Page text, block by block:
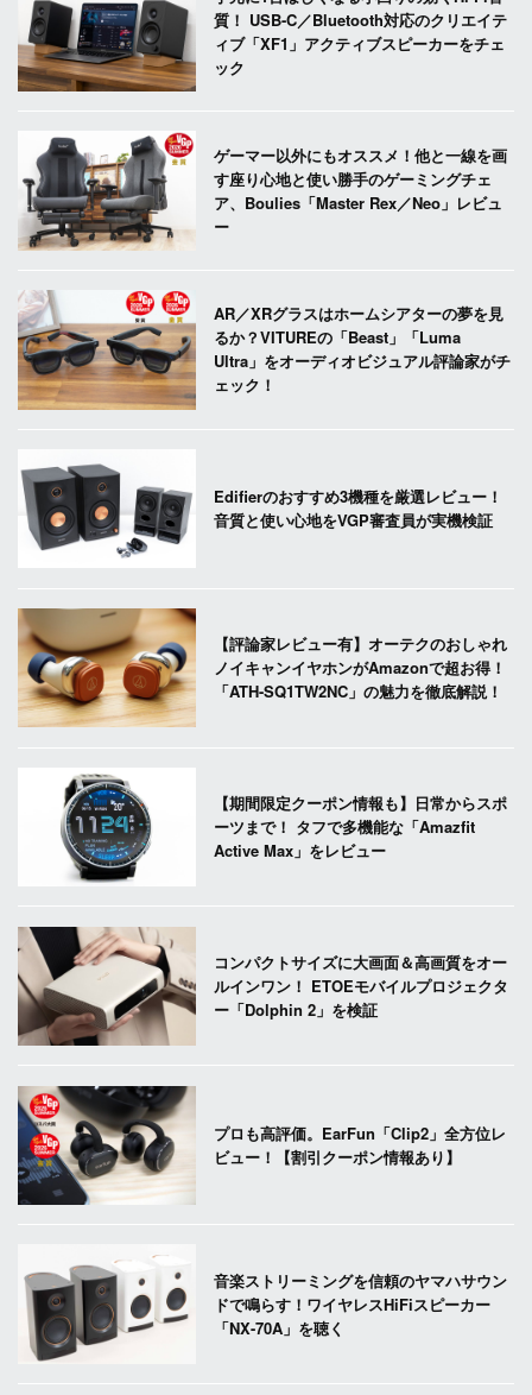
質！ USB-C／Bluetooth対応のクリエイテ
ィブ「XF1」アクティブスピーカーをチェ
ック
ゲーマー以外にもオススメ！他と一線を画
す座り心地と使い勝手のゲーミングチェ
ア、Boulies「Master Rex／Neo」レビュ
ー
AR／XRグラスはホームシアターの夢を見
るか？VITUREの「Beast」「Luma
Ultra」をオーディオビジュアル評論家がチ
ェック！
Edifierのおすすめ3機種を厳選レビュー！
音質と使い心地をVGP審査員が実機検証
【評論家レビュー有】オーテクのおしゃれ
ノイキャンイヤホンがAmazonで超お得！
「ATH-SQ1TW2NC」の魅力を徹底解説！
【期間限定クーポン情報も】日常からスポ
ーツまで！ タフで多機能な「Amazfit
Active Max」をレビュー
コンパクトサイズに大画面＆高画質をオー
ルインワン！ ETOEモバイルプロジェクタ
ー「Dolphin 2」を検証
プロも高評価。EarFun「Clip2」全方位レ
ビュー！【割引クーポン情報あり】
音楽ストリーミングを信頼のヤマハサウン
ドで鳴らす！ワイヤレスHiFiスピーカー
「NX-70A」を聴く